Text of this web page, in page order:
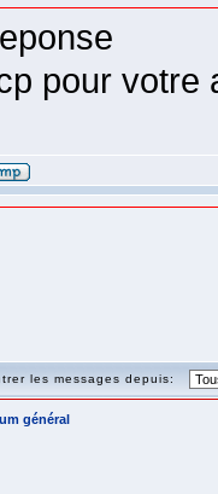
pour votre
les messages depuis:
général